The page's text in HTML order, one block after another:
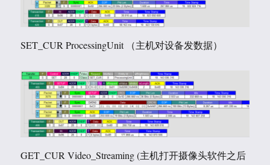
SET_CUR ProcessingUnit （主机对设备发数据）
GET_CUR Video_Streaming (主机打开摄像头软件之后